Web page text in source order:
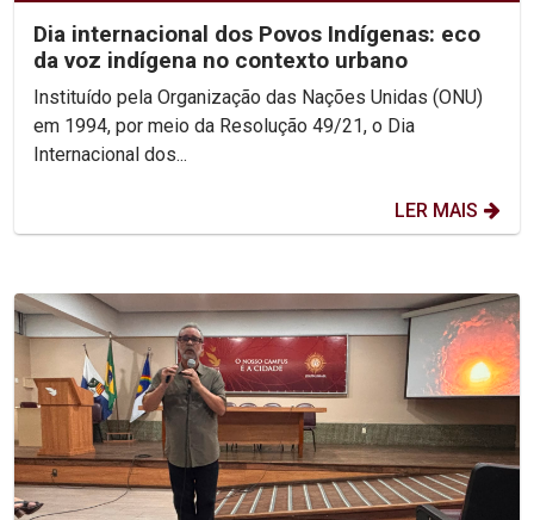
Dia internacional dos Povos Indígenas: eco
da voz indígena no contexto urbano
Instituído pela Organização das Nações Unidas (ONU)
em 1994, por meio da Resolução 49/21, o Dia
Internacional dos...
LER MAIS